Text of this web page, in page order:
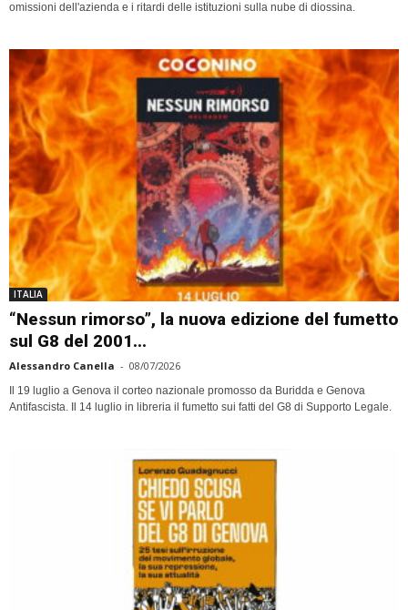
omissioni dell'azienda e i ritardi delle istituzioni sulla nube di diossina.
ITALIA
“Nessun rimorso”, la nuova edizione del fumetto
sul G8 del 2001...
Alessandro Canella - 08/07/2026
Il 19 luglio a Genova il corteo nazionale promosso da Buridda e Genova
Antifascista. Il 14 luglio in libreria il fumetto sui fatti del G8 di Supporto Legale.